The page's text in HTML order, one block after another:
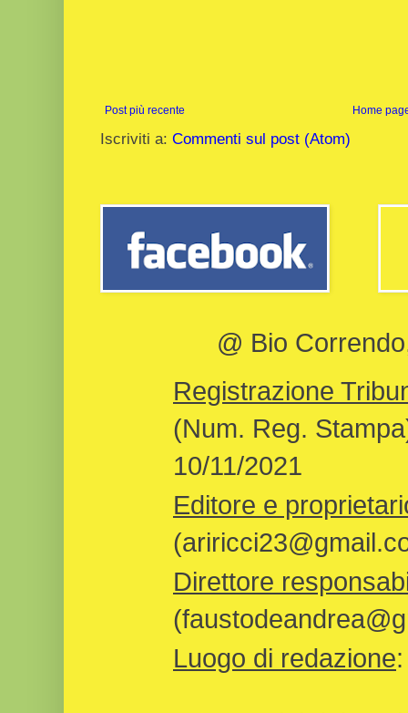
Post più recente Home
Iscriviti a: Commenti sul post (Atom)
@ Bio
Registrazione
(Num. Reg.
10/11/2021
Editore e
Direttore
Luogo di redazione